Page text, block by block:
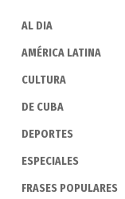
AL DIA
AMÉRICA LATINA
CULTURA
DE CUBA
DEPORTES
ESPECIALES
FRASES POPULARES